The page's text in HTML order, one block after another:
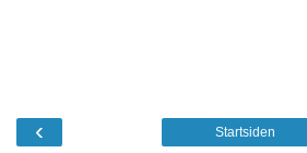
‹ Startsiden